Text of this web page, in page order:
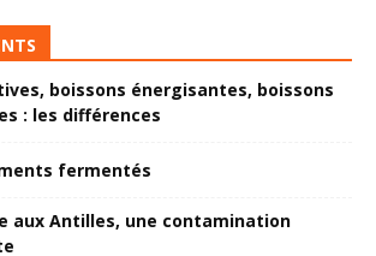
boissons énergisantes, boissons
: les différences
fermentés
aux Antilles, une contamination